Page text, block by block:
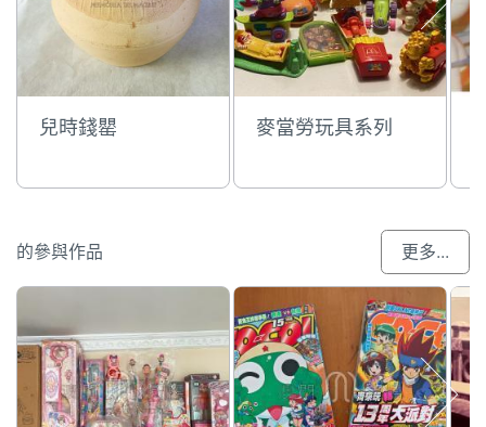
兒時錢罌 麥當勞玩具系列
的參與作品 更多...